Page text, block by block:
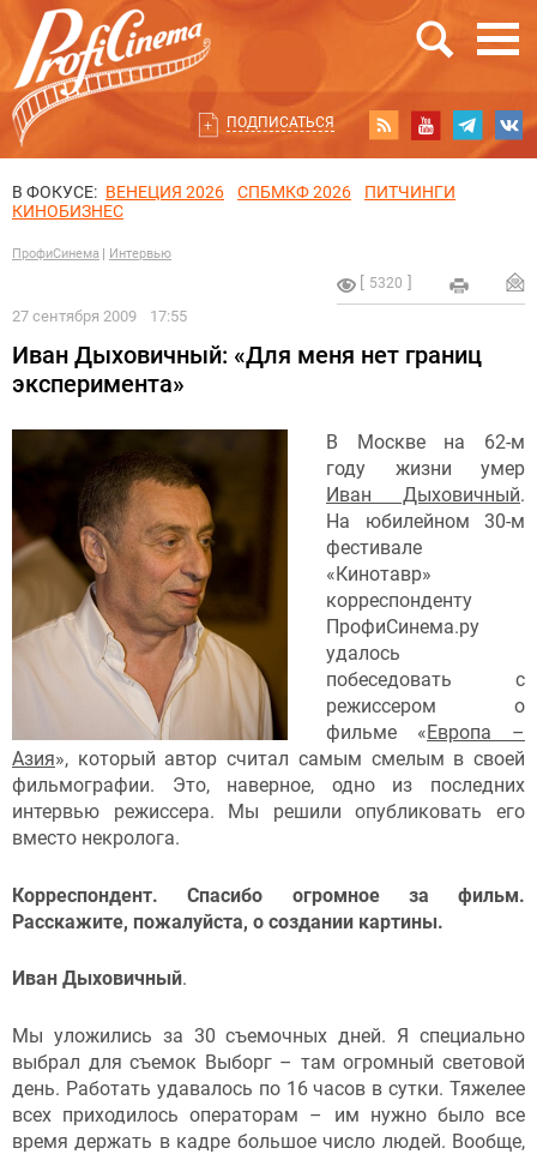
ПОДПИСАТЬСЯ
В ФОКУСЕ: ВЕНЕЦИЯ 2026 СПБМКФ 2026
ПИТЧИНГИ
КИНОБИЗНЕС
ПрофиСинема Интервью
5320
27 сентября 2009 17:55
Иван Дыховичный: «Для меня нет границ
эксперимента»
В Москве на 62-м
году жизни умер
Иван Дыховичный.
На юбилейном 30-м
фестивале
«Кинотавр»
корреспонденту
ПрофиСинема.ру
удалось
побеседовать с
режиссером о
фильме «Европа –
Азия», который автор считал самым смелым в своей
фильмографии. Это, наверное, одно из последних
интервью режиссера. Мы решили опубликовать его
вместо некролога.
Корреспондент. Спасибо огромное за фильм.
Расскажите, пожалуйста, о создании картины.
Иван Дыховичный.
Мы уложились за 30 съемочных дней. Я специально
выбрал для съемок Выборг – там огромный световой
день. Работать удавалось по 16 часов в сутки. Тяжелее
всех приходилось операторам – им нужно было все
время держать в кадре большое число людей. Вообще,